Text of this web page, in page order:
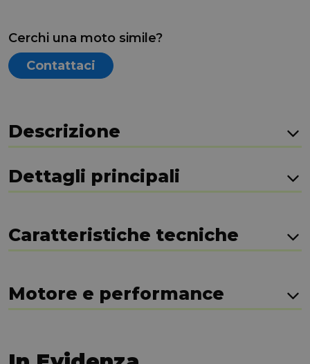
Cerchi una moto simile?
Contattaci
Descrizione
Dettagli principali
Caratteristiche tecniche
Motore e performance